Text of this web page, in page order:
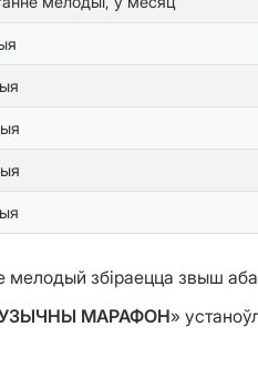
мелодый збіраецца звыш
МАРАФОН»